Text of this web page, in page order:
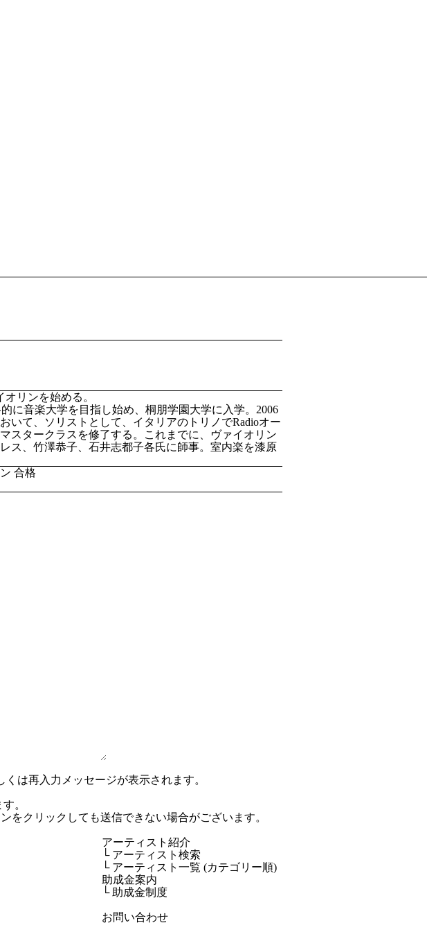
リンを始める。
に音楽大学を目指し始め、桐朋学園大学に入学。2006
いて、ソリストとして、イタリアのトリノでRadioオー
スタークラスを修了する。これまでに、ヴァイオリン
ス、竹澤恭子、石井志都子各氏に師事。室内楽を漆原
合格
は再入力メッセージが表示されます。
。
クリックしても送信できない場合がございます。
アーティスト紹介
└ アーティスト検索
└ アーティスト一覧 (カテゴリー順)
助成金案内
└ 助成金制度
お問い合わせ